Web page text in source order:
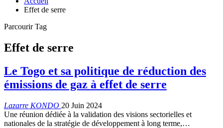
Effet de serre
Parcourir Tag
Effet de serre
Le Togo et sa politique de réduction des
émissions de gaz à effet de serre
Lazarre KONDO 20 Juin 2024
Une réunion dédiée à la validation des visions sectorielles et
nationales de la stratégie de développement à long terme,…